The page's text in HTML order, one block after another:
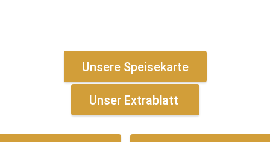
Unsere Speisekarte
Unser Extrablatt